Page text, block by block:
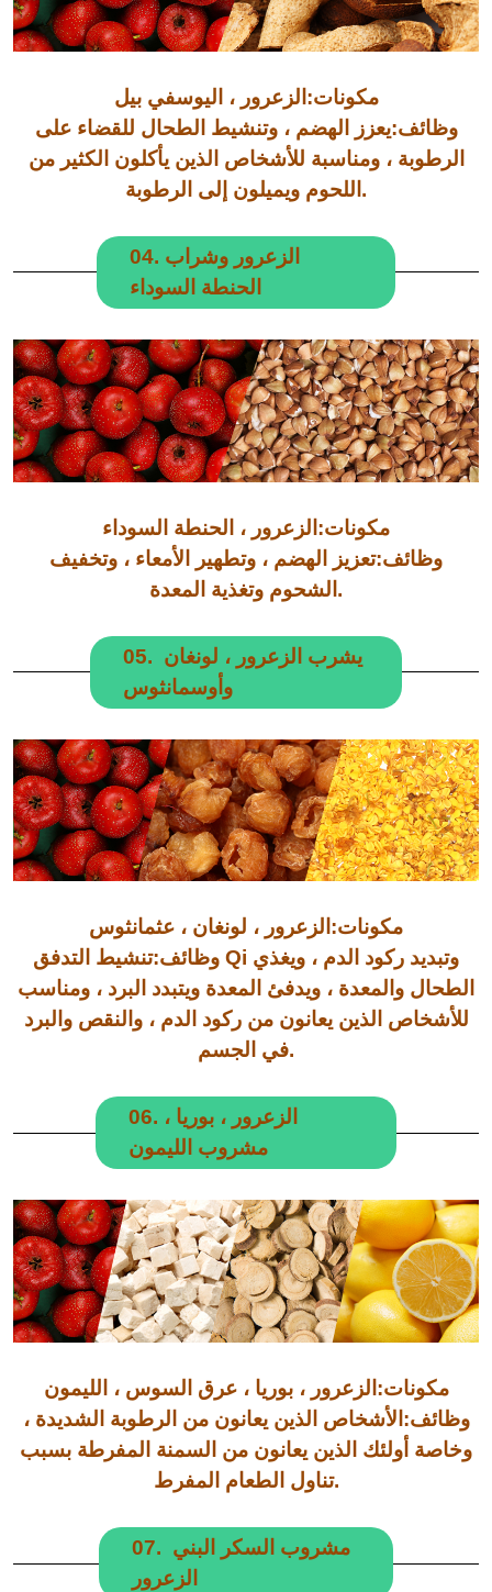
مكونات:الزعرور ، اليوسفي بيل
وظائف:يعزز الهضم ، وتنشيط الطحال للقضاء على
الرطوبة ، ومناسبة للأشخاص الذين يأكلون الكثير من
اللحوم ويميلون إلى الرطوبة.
04. الزعرور وشراب
الحنطة السوداء
مكونات:الزعرور ، الحنطة السوداء
وظائف:تعزيز الهضم ، وتطهير الأمعاء ، وتخفيف
الشحوم وتغذية المعدة.
05. يشرب الزعرور ، لونغان
وأوسمانثوس
مكونات:الزعرور ، لونغان ، عثمانثوس
وظائف:تنشيط التدفق Qi وتبديد ركود الدم ، ويغذي
الطحال والمعدة ، ويدفئ المعدة ويتبدد البرد ، ومناسب
للأشخاص الذين يعانون من ركود الدم ، والنقص والبرد
في الجسم.
06. الزعرور ، بوريا ،
مشروب الليمون
مكونات:الزعرور ، بوريا ، عرق السوس ، الليمون
وظائف:الأشخاص الذين يعانون من الرطوبة الشديدة ،
وخاصة أولئك الذين يعانون من السمنة المفرطة بسبب
تناول الطعام المفرط.
07. مشروب السكر البني
الزعرور